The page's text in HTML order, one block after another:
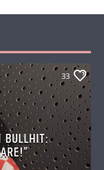
33
BULLHIT: